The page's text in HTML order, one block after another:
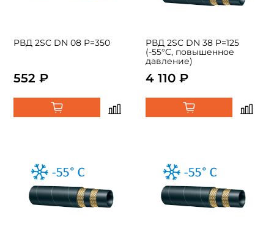
РВД 2SC DN 08 P=350
552 ₽
РВД 2SC DN 38 P=125
(-55°C, повышенное
давление)
4 110 ₽